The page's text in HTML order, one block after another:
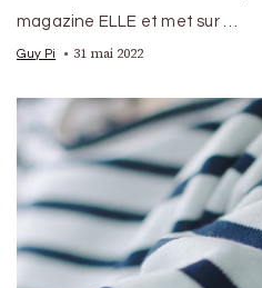
magazine ELLE et met sur …
Guy Pi 31 mai 2022